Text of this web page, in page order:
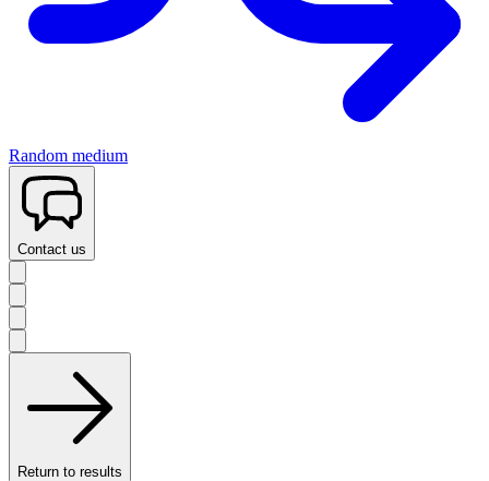
Random medium
Contact us
Return to results